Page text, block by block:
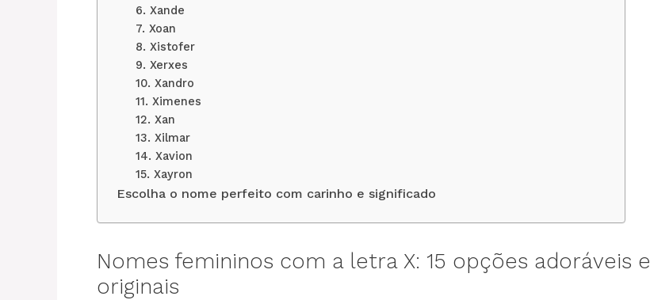
6. Xande
7. Xoan
8. Xistofer
9. Xerxes
10. Xandro
11. Ximenes
12. Xan
13. Xilmar
14. Xavion
15. Xayron
Escolha o nome perfeito com carinho e significado
Nomes femininos com a letra X: 15 opções adoráveis e
originais